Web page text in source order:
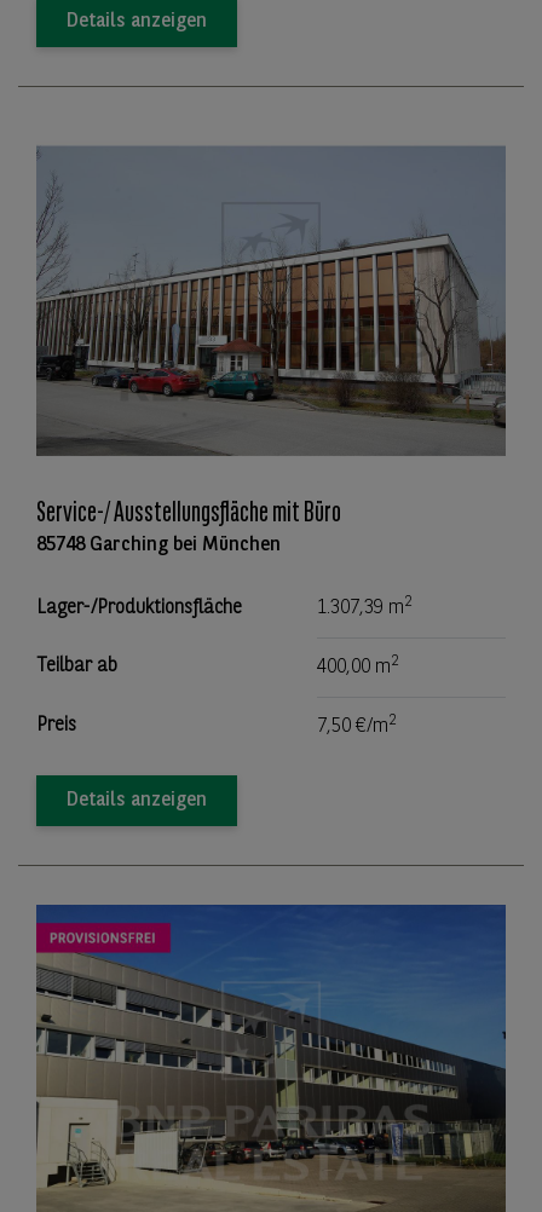
Details anzeigen
Service-/ Ausstellungsfläche mit Büro
85748 Garching bei München
Lager-/Produktionsfläche 1.307,39 m2
Teilbar ab 400,00 m2
Preis 7,50 €/m2
Details anzeigen